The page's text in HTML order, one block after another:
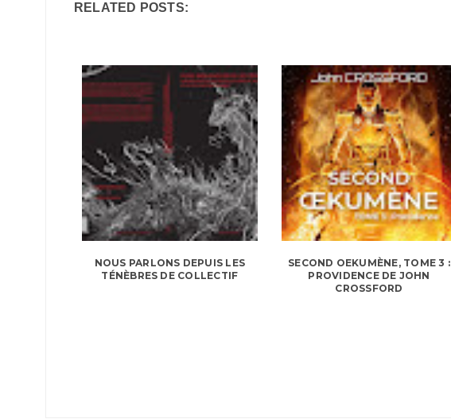
RELATED POSTS:
NOUS PARLONS DEPUIS LES
TÉNÈBRES DE COLLECTIF
SECOND OEKUMÈNE, TOME 3 :
PROVIDENCE DE JOHN
CROSSFORD